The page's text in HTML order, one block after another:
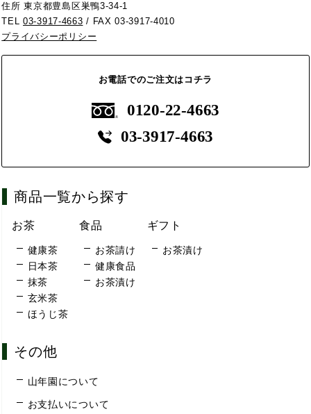
住所 東京都豊島区巣鴨3-34-1
TEL03-3917-4663 / FAX 03-3917-4010
プライバシーポリシー
お電話でのご注文はコチラ
0120-22-4663
03-3917-4663
商品一覧から探す
お茶
健康茶
日本茶
抹茶
玄米茶
ほうじ茶
食品
お茶請け
健康食品
お茶漬け
ギフト
お茶漬け
その他
山年園について
お支払いについて